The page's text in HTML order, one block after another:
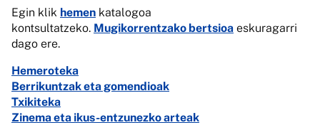
Egin klik hemen katalogoa
kontsultatzeko. Mugikorrentzako bertsioa eskuragarri
dago ere.
Hemeroteka
Berrikuntzak eta gomendioak
Txikiteka
Zinema eta ikus-entzunezko arteak